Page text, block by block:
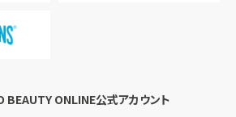
BEAUTY ONLINE公式アカウント